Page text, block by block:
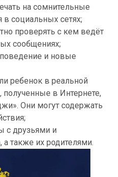
на сомнительные
социальных сетях;
проверять с кем ведёт
сообщениях;
и новые
ребенок в реальной
в Интернете,
Они могут содержать
с друзьями и
также их родителями.